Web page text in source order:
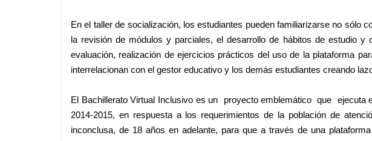
En el taller de socialización, los estudiantes pueden familiarizarse no sólo
la revisión de módulos y parciales, el desarrollo de hábitos de estudio y
evaluación, realización de ejercicios prácticos del uso de la plataforma
interrelacionan con el gestor educativo y los demás estudiantes creando
El Bachillerato Virtual Inclusivo es un proyecto emblemático que ejecuta
2014-2015, en respuesta a los requerimientos de la población de
inconclusa, de 18 años en adelante, para que a través de una